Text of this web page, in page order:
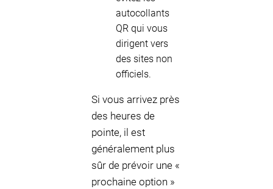
autocollants
QR qui vous
dirigent vers
des sites non
officiels.
Si vous arrivez près
des heures de
pointe, il est
généralement plus
sûr de prévoir une «
prochaine option »